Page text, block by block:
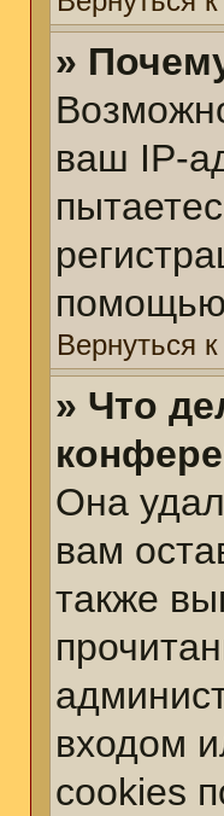
»
ваш IP-
помощью
Вернуться
» Что
Она
вам
также
входом
cookies